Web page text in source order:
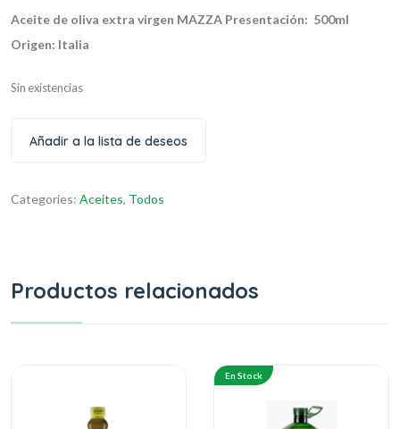
Aceite de oliva extra virgen MAZZA Presentación: 500ml
Origen: Italia
Sin existencias
Añadir a la lista de deseos
Categories: Aceites, Todos
Productos relacionados
En Stock